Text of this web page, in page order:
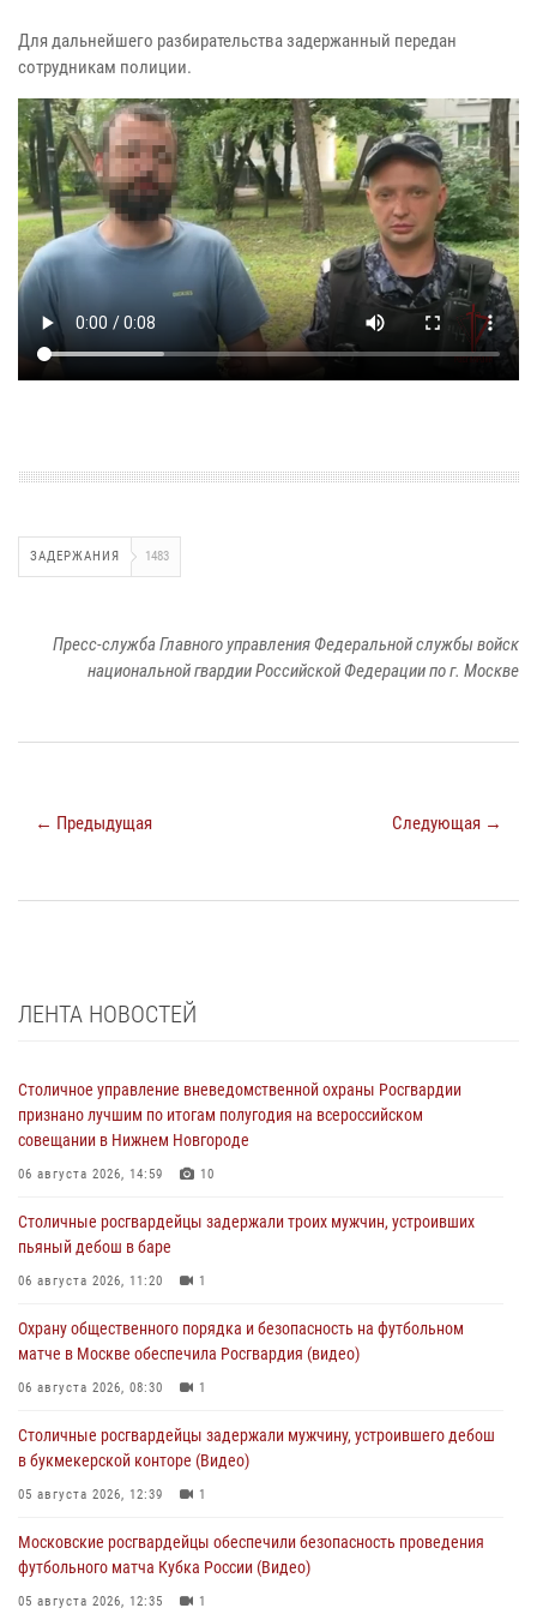
Для дальнейшего разбирательства задержанный передан
сотрудникам полиции.
ЗАДЕРЖАНИЯ 1483
Пресс-служба Главного управления Федеральной службы войск
национальной гвардии Российской Федерации по г. Москве
← Предыдущая Следующая →
ЛЕНТА НОВОСТЕЙ
Столичное управление вневедомственной охраны Росгвардии
признано лучшим по итогам полугодия на всероссийском
совещании в Нижнем Новгороде
06 августа 2026, 14:59 10
Столичные росгвардейцы задержали троих мужчин, устроивших
пьяный дебош в баре
06 августа 2026, 11:20 1
Охрану общественного порядка и безопасность на футбольном
матче в Москве обеспечила Росгвардия (видео)
06 августа 2026, 08:30 1
Столичные росгвардейцы задержали мужчину, устроившего дебош
в букмекерской конторе (Видео)
05 августа 2026, 12:39 1
Московские росгвардейцы обеспечили безопасность проведения
футбольного матча Кубка России (Видео)
05 августа 2026, 12:35 1